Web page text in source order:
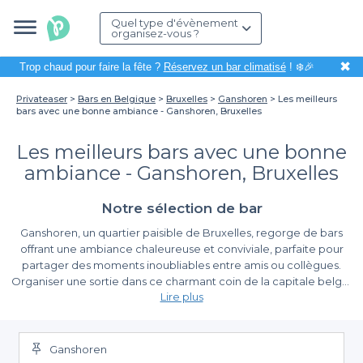
Quel type d'évènement
organisez-vous ?
Trop chaud pour faire la fête ? Réservez un bar climatisé! ❄️🎉 ✖
Privateaser Bars en Belgique Bruxelles Ganshoren
Les meilleurs
bars avec une bonne ambiance - Ganshoren, Bruxelles
Les meilleurs bars avec une bonne
ambiance - Ganshoren, Bruxelles
Notre sélection de bar
Ganshoren, un quartier paisible de Bruxelles, regorge de bars
offrant une ambiance chaleureuse et conviviale, parfaite pour
partager des moments inoubliables entre amis ou collègues.
Organiser une sortie dans ce charmant coin de la capitale belge,
c'est s'assurer d'une expérience enrichissante, avec la possibilité
maître.
En utilisant Privateaser, vous accédez à une vaste sélection de
Lire plus
Ganshoren